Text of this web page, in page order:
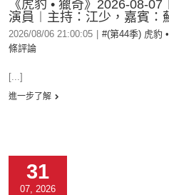
《虎豹 • 獵奇》2026-08-
演員︱主持：江少，嘉賓：
2026/08/06 21:00:05 #(第44季) 虎豹
條評論
[...]
進一步了解
31
07, 2026